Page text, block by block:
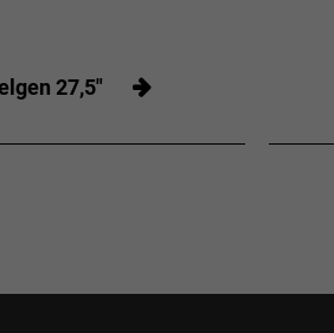
27,5"